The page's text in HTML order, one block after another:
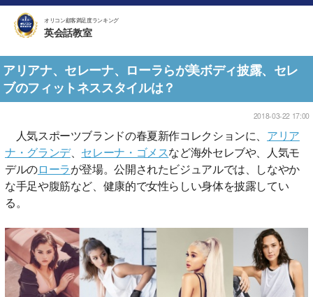
オリコン顧客満足度ランキング
英会話教室
アリアナ、セレーナ、ローラらが美ボディ披露、セレ
ブのフィットネススタイルは？
2018-03-22 17:00
人気スポーツブランドの春夏新作コレクションに、 アリア
ナ・グランデ、 セレーナ・ゴメスなど海外セレブや、人気モ
デルのローラが登場。公開されたビジュアルでは、しなやか
な手足や腹筋など、健康的で女性らしい身体を披露してい
る。